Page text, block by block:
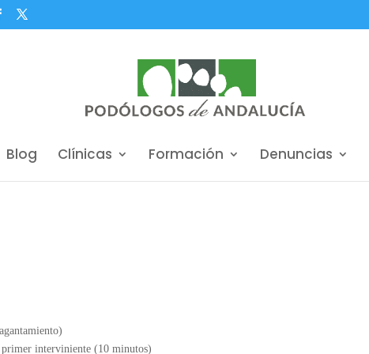
Blog Clínicas Formación Denuncias
primer interviniente (10 minutos)